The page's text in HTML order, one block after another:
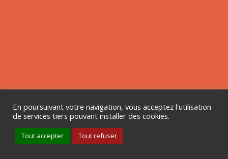
En poursuivant votre navigation, vous acceptez l'utilisation
de services tiers pouvant installer des cookies.
Tout accepter Tout refuser